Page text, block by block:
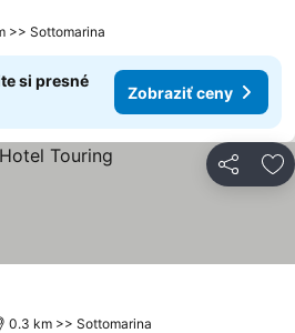
>> Sottomarina
si presné
Zobraziť ceny
Zdieľať
0.3 km >> Sottomarina